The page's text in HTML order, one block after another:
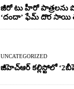
జీరో టు హీరో పాత్రలను
‘దందా’ ఫేమ్ దొర సాయి
UNCATEGORIZED
జీహెచ్ఆర్‌ కల్లిస్టోలో